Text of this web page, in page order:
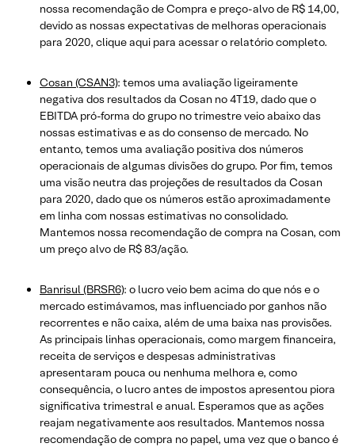
nossa recomendação de Compra e preço-alvo de R$ 14,00,
devido as nossas expectativas de melhoras operacionais
para 2020, clique aqui para acessar o relatório completo.
Cosan (CSAN3): temos uma avaliação ligeiramente
negativa dos resultados da Cosan no 4T19, dado que o
EBITDA pró-forma do grupo no trimestre veio abaixo das
nossas estimativas e as do consenso de mercado. No
entanto, temos uma avaliação positiva dos números
operacionais de algumas divisões do grupo. Por fim, temos
uma visão neutra das projeções de resultados da Cosan
para 2020, dado que os números estão aproximadamente
em linha com nossas estimativas no consolidado.
Mantemos nossa recomendação de compra na Cosan, com
um preço alvo de R$ 83/ação.
Banrisul (BRSR6): o lucro veio bem acima do que nós e o
mercado estimávamos, mas influenciado por ganhos não
recorrentes e não caixa, além de uma baixa nas provisões.
As principais linhas operacionais, como margem financeira,
receita de serviços e despesas administrativas
apresentaram pouca ou nenhuma melhora e, como
consequência, o lucro antes de impostos apresentou piora
significativa trimestral e anual. Esperamos que as ações
reajam negativamente aos resultados. Mantemos nossa
recomendação de compra no papel, uma vez que o banco é